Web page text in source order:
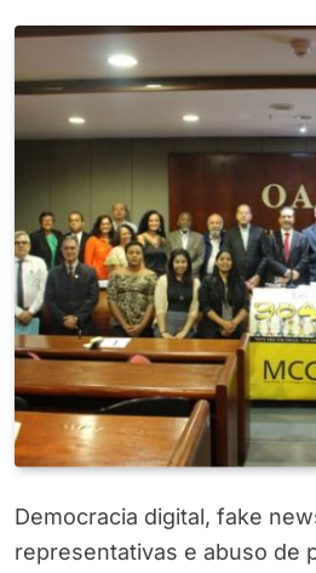
Democracia digital, fake
representativas e abuso de